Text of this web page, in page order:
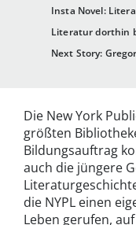
Insta Novel:
Literatur dorthin
Next Story:
Die New York
größten
Bildungsauftrag
auch die jüngere
die NYPL einen
Leben gerufen,